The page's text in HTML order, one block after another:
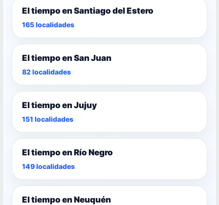
El tiempo en Santiago del Estero
165 localidades
El tiempo en San Juan
82 localidades
El tiempo en Jujuy
151 localidades
El tiempo en Río Negro
149 localidades
El tiempo en Neuquén